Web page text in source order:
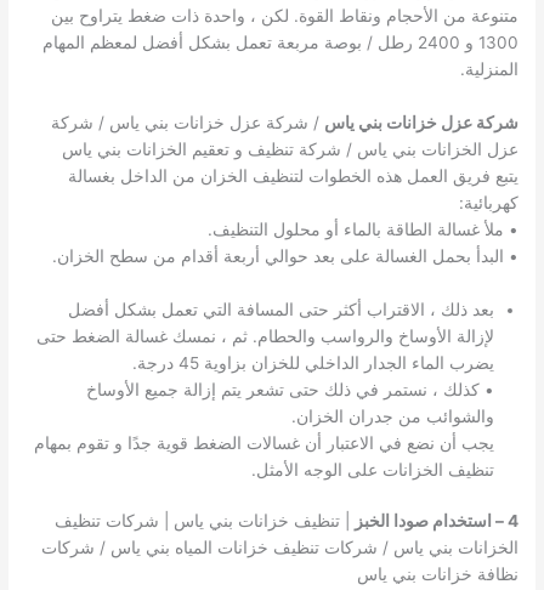
متنوعة من الأحجام ونقاط القوة. لكن ، واحدة ذات ضغط يتراوح بين
1300 و 2400 رطل / بوصة مربعة تعمل بشكل أفضل لمعظم المهام
المنزلية.
شركة عزل خزانات بني ياس / شركة عزل خزانات بني ياس / شركة
عزل الخزانات بني ياس / شركة تنظيف و تعقيم الخزانات بني ياس
يتبع فريق العمل هذه الخطوات لتنظيف الخزان من الداخل بغسالة
كهربائية:
• ملأ غسالة الطاقة بالماء أو محلول التنظيف.
• البدأ بحمل الغسالة على بعد حوالي أربعة أقدام من سطح الخزان.
بعد ذلك ، الاقتراب أكثر حتى المسافة التي تعمل بشكل أفضل
لإزالة الأوساخ والرواسب والحطام. ثم ، نمسك غسالة الضغط حتى
يضرب الماء الجدار الداخلي للخزان بزاوية 45 درجة.
• كذلك ، نستمر في ذلك حتى تشعر يتم إزالة جميع الأوساخ
والشوائب من جدران الخزان.
يجب أن نضع في الاعتبار أن غسالات الضغط قوية جدًا و تقوم بمهام
تنظيف الخزانات على الوجه الأمثل.
4 – استخدام صودا الخبز
| تنظيف خزانات بني ياس | شركات تنظيف
الخزانات بني ياس / شركات تنظيف خزانات المياه بني ياس / شركات
نظافة خزانات بني ياس